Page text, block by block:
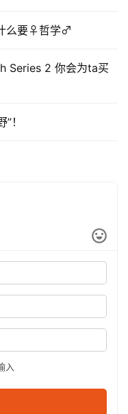
么要♀哲学♂
Series 2 你会为ta买
！
入